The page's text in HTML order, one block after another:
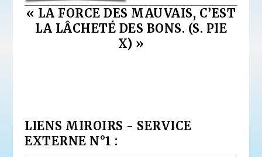
« LA FORCE DES MAUVAIS, C’EST
LA LÂCHETÉ DES BONS. (S. PIE
X) »
LIENS MIROIRS - SERVICE
EXTERNE N°1 :